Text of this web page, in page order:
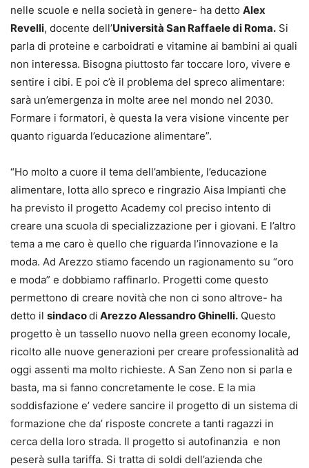
nelle scuole e nella società in genere- ha detto Alex
Revelli, docente dell’Università San Raffaele di Roma. Si
parla di proteine e carboidrati e vitamine ai bambini ai quali
non interessa. Bisogna piuttosto far toccare loro, vivere e
sentire i cibi. E poi c’è il problema del spreco alimentare:
sarà un’emergenza in molte aree nel mondo nel 2030.
Formare i formatori, è questa la vera visione vincente per
quanto riguarda l’educazione alimentare”.
“Ho molto a cuore il tema dell’ambiente, l’educazione
alimentare, lotta allo spreco e ringrazio Aisa Impianti che
ha previsto il progetto Academy col preciso intento di
creare una scuola di specializzazione per i giovani. E l’altro
tema a me caro è quello che riguarda l’innovazione e la
moda. Ad Arezzo stiamo facendo un ragionamento su “oro
e moda” e dobbiamo raffinarlo. Progetti come questo
permettono di creare novità che non ci sono altrove- ha
detto il sindacodi Arezzo Alessandro Ghinelli. Questo
progetto è un tassello nuovo nella green economy locale,
ricolto alle nuove generazioni per creare professionalità ad
oggi assenti ma molto richieste. A San Zeno non si parla e
basta, ma si fanno concretamente le cose. E la mia
soddisfazione e’ vedere sancire il progetto di un sistema di
formazione che da’ risposte concrete a tanti ragazzi in
cerca della loro strada. Il progetto si autofinanzia e non
peserà sulla tariffa. Si tratta di soldi dell’azienda che